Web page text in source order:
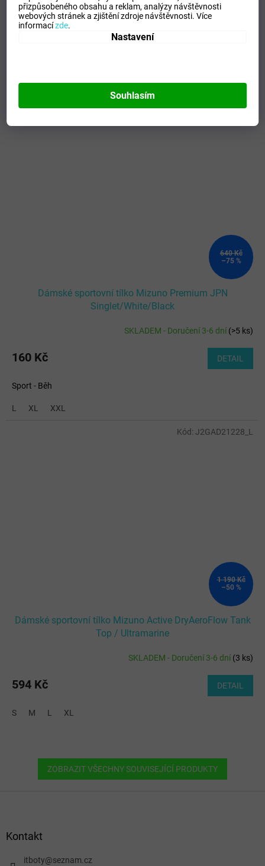
přizpůsobeného obsahu a reklam, analýzy návštěvnosti
webových stránek a zjištění zdroje návštěvnosti.Více
informacízde.
Nastavení
Souhlasím
VÝPRODEJ
640 Kč
–75 %
Dámské sportovní tílko Mizuno Premium JPN
Singlet/White/Black
SKLADEM - Doručení 3-6 dní(>5 ks)
160 Kč DETAIL
Sport - Běh
L XL XXL
U2EA720170_L
1 190 Kč
–50 %
Dámské sportovní tílko Mizuno Active DryAeroFlow Tank
Top / Ultramarine
SKLADEM - Doručení 3-6 dní(3 ks)
594 Kč DETAIL
S M L XL
Kód: J2GAD21228_L
ZOBRAZIT VŠECHNY SOUVISEJÍCÍ PRODUKTY
Tipo Mdelo:
T
Composicion:
90% POLYESTER - 10% ELASTAN
900935.120
Kontakt
itboty@seznam.cz